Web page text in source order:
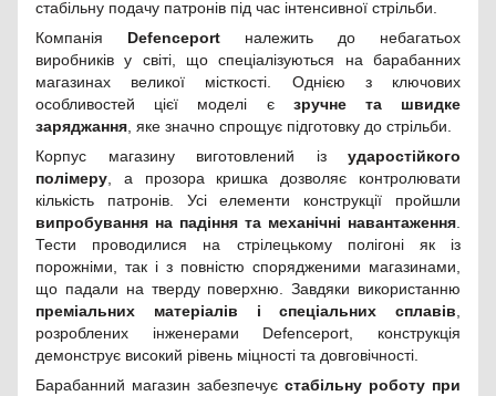
стабільну подачу патронів під час інтенсивної стрільби.
Компанія Defenceport належить до небагатьох
виробників у світі, що спеціалізуються на барабанних
магазинах великої місткості. Однією з ключових
особливостей цієї моделі є зручне та швидке
заряджання , яке значно спрощує підготовку до стрільби.
Корпус магазину виготовлений із ударостійкого
полімеру , а прозора кришка дозволяє контролювати
кількість патронів. Усі елементи конструкції пройшли
випробування на падіння та механічні навантаження
Тести проводилися на стрілецькому полігоні як із
порожніми, так і з повністю спорядженими магазинами,
що падали на тверду поверхню. Завдяки використанню
преміальних матеріалів і спеціальних сплавів
розроблених інженерами Defenceport, конструкція
демонструє високий рівень міцності та довговічності.
Барабанний магазин забезпечує стабільну роботу при